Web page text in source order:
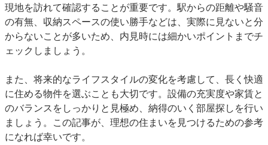
現地を訪れて確認することが重要です。駅からの距離や騒音
の有無、収納スペースの使い勝手などは、実際に見ないと分
からないことが多いため、内見時には細かいポイントまでチ
ェックしましょう。
また、将来的なライフスタイルの変化を考慮して、長く快適
に住める物件を選ぶことも大切です。設備の充実度や家賃と
のバランスをしっかりと見極め、納得のいく部屋探しを行い
ましょう。この記事が、理想の住まいを見つけるための参考
になれば幸いです。